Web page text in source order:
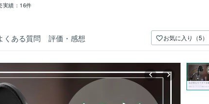
実績： 16件
くある質問 評価・感想 お気に入り（5）